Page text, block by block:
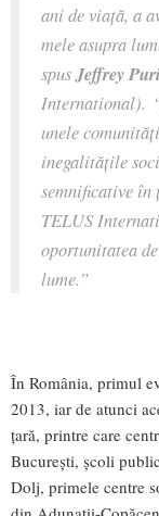
ani de viață, a
mele asupra
spusJeffrey
International).
unele
inegalitățile
semnificative
TELUS
oportunitatea
lume.”
În România, primul
2013, iar de atunci
țară, printre care
București, școli
Dolj, primele centre